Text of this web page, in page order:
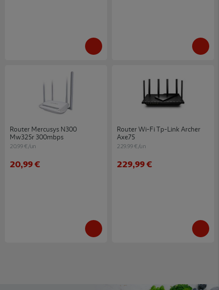
Router Mercusys N300
Mw325r 300mbps
20.99 €/un
20,99 €
Router Wi-Fi Tp-Link Archer
Axe75
229.99 €/un
229,99 €